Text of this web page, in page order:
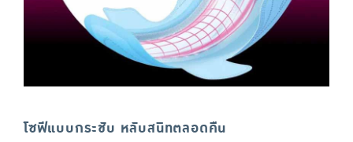
โซฟีแบบกระชับ หลับสนิทตลอดคืน